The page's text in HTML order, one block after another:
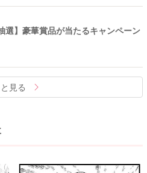
選】豪華賞品が当たるキャンペーン
見る